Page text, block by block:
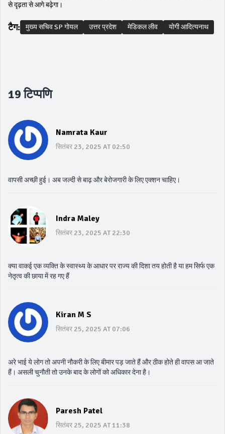
से दृढ़ता से आगे बढ़ेगा।
टैग: मुख्य सचिव SP गोयल उत्तर प्रदेश मेडिकल लीव योगी आदित्यनाथ
19 टिप्पणि
Namrata Kaur
सितंबर 23, 2025 AT 02:50
वापसी अच्छी हुई। अब जल्दी से बाढ़ और बेरोजगारी के लिए एक्शन चाहिए।
Indra Maley
सितंबर 23, 2025 AT 22:30
क्या वाकई एक व्यक्ति के स्वास्थ्य के आधार पर राज्य की दिशा तय होती है या हम सिर्फ एक
नेतृत्व की छाया में रह गए हैं
Kiran M S
सितंबर 25, 2025 AT 07:06
अरे भाई ये लोग तो अपनी नौकरी के लिए बीमार पड़ जाते हैं और ठीक होते ही वापस आ जाते
हैं। असली चुनौती तो उनके बाद के लोगों को अधिकार देना है।
Paresh Patel
सितंबर 25, 2025 AT 11:38